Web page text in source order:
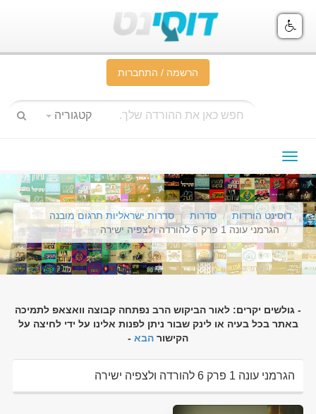
הרשמה / התחברות
קטגוריה
תפריט
ניווט
דוסינט הורדות סדרות
סדרות ישראליות תרגום מובנה
הגרמני עונה 1 פרק 6 להורדה ולצפיה ישירה
- גולשים יקרים: לאור הביקוש הרב נפתחה קבוצה וואצאפ לתמיכה
באתר בכל בעיה או לינק שבור ניתן לפנות אלינו על ידי לחיצה על
הקישור הבא -
הגרמני עונה 1 פרק 6 להורדה ולצפיה ישירה